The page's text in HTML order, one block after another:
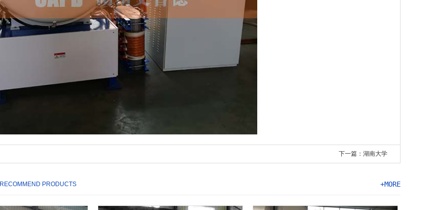
下一篇：湖南大学
RECOMMEND PRODUCTS +MORE